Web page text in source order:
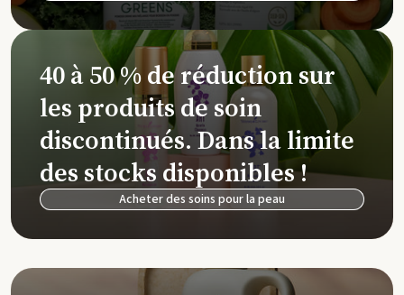
40 à 50 % de réduction sur
les produits de soin
discontinués. Dans la limite
des stocks disponibles !
Acheter des soins pour la peau